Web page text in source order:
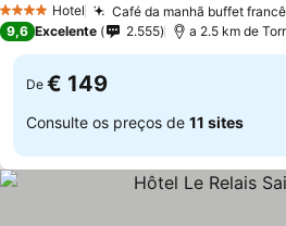
4 EstrelasHotel
Café da manhã buffet
9,6 Excelente 2.555 a 2.5 km de
De € 149
Consulte os preços de 11 sites